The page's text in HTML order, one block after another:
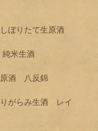
ぼりたて生原酒
米生酒
酒 八反錦
がらみ生酒 レイ